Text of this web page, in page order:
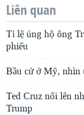
Liên quan
Tỉ lệ ủng hộ ông
phiếu
Bầu cử ở Mỹ, nhìn
Ted Cruz nổi lên
Trump